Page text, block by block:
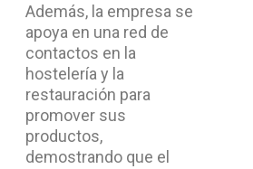
Además, la empresa se
apoya en una red de
contactos en la
hostelería y la
restauración para
promover sus
productos,
demostrando que el